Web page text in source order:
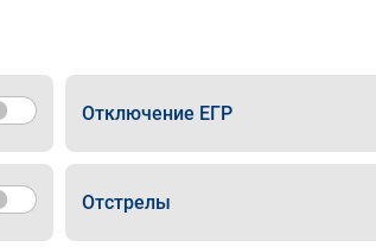
Отключение ЕГР
Отстрелы